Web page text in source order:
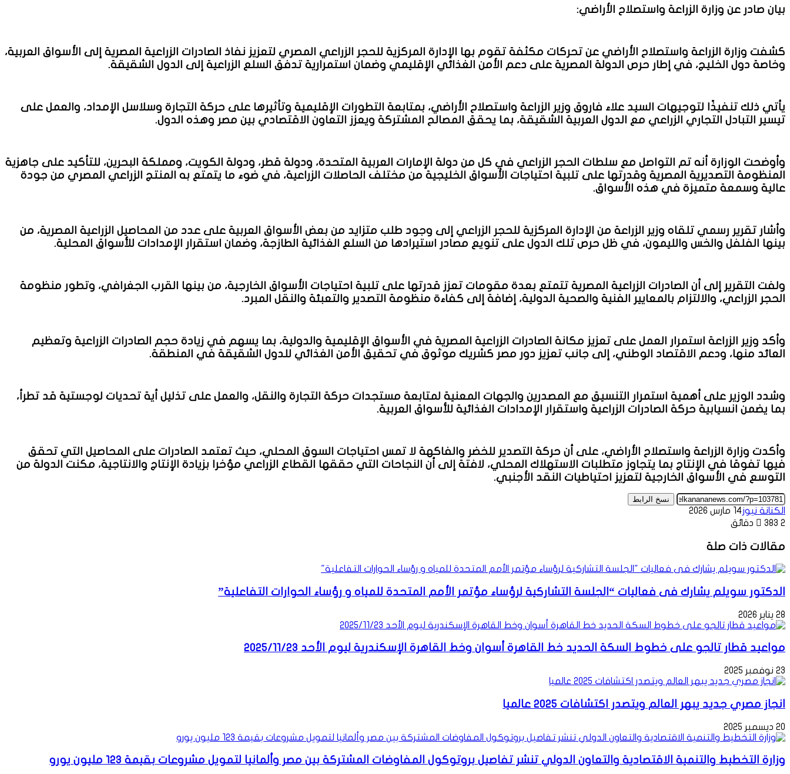
بيان صادر عن وزارة الزراعة واستصلاح الأراضي:
كشفت وزارة الزراعة واستصلاح الأراضي عن تحركات مكثفة تقوم بها الإدارة المركزية للحجر الزراعي المصري لتعزيز نفاذ الصادرات الزراعية المصرية إلى الأسواق العربية،
وخاصة دول الخليج، في إطار حرص الدولة المصرية على دعم الأمن الغذائي الإقليمي وضمان استمرارية تدفق السلع الزراعية إلى الدول الشقيقة.
يأتي ذلك تنفيذًا لتوجيهات السيد علاء فاروق وزير الزراعة واستصلاح الأراضي، بمتابعة التطورات الإقليمية وتأثيرها على حركة التجارة وسلاسل الإمداد، والعمل على
تيسير التبادل التجاري الزراعي مع الدول العربية الشقيقة، بما يحقق المصالح المشتركة ويعزز التعاون الاقتصادي بين مصر وهذه الدول.
وأوضحت الوزارة أنه تم التواصل مع سلطات الحجر الزراعي في كل من دولة الإمارات العربية المتحدة، ودولة قطر، ودولة الكويت، ومملكة البحرين، للتأكيد على جاهزية
المنظومة التصديرية المصرية وقدرتها على تلبية احتياجات الأسواق الخليجية من مختلف الحاصلات الزراعية، في ضوء ما يتمتع به المنتج الزراعي المصري من جودة
عالية وسمعة متميزة في هذه الأسواق.
وأشار تقرير رسمي تلقاه وزير الزراعة من الإدارة المركزية للحجر الزراعي إلى وجود طلب متزايد من بعض الأسواق العربية على عدد من المحاصيل الزراعية المصرية، من
بينها الفلفل والخس والليمون، في ظل حرص تلك الدول على تنويع مصادر استيرادها من السلع الغذائية الطازجة، وضمان استقرار الإمدادات للأسواق المحلية.
ولفت التقرير إلى أن الصادرات الزراعية المصرية تتمتع بعدة مقومات تعزز قدرتها على تلبية احتياجات الأسواق الخارجية، من بينها القرب الجغرافي، وتطور منظومة
الحجر الزراعي، والالتزام بالمعايير الفنية والصحية الدولية، إضافة إلى كفاءة منظومة التصدير والتعبئة والنقل المبرد.
وأكد وزير الزراعة استمرار العمل على تعزيز مكانة الصادرات الزراعية المصرية في الأسواق الإقليمية والدولية، بما يسهم في زيادة حجم الصادرات الزراعية وتعظيم
العائد منها، ودعم الاقتصاد الوطني، إلى جانب تعزيز دور مصر كشريك موثوق في تحقيق الأمن الغذائي للدول الشقيقة في المنطقة.
وشدد الوزير على أهمية استمرار التنسيق مع المصدرين والجهات المعنية لمتابعة مستجدات حركة التجارة والنقل، والعمل على تذليل أية تحديات لوجستية قد تطرأ،
بما يضمن انسيابية حركة الصادرات الزراعية واستقرار الإمدادات الغذائية للأسواق العربية.
وأكدت وزارة الزراعة واستصلاح الأراضي، على أن حركة التصدير للخضر والفاكهة لا تمس احتياجات السوق المحلي، حيث تعتمد الصادرات على المحاصيل التي تحقق
فيها تفوقا في الإنتاج بما يتجاوز متطلبات الاستهلاك المحلي، لافتة إلى أن النجاحات التي حققها القطاع الزراعي مؤخرا بزيادة الإنتاج والانتاجية، مكنت الدولة من
التوسع في الأسواق الخارجية لتعزيز احتياطيات النقد الأجنبي.
نسخ الرابط
الكنانة نيوز14 مارس 2026
383 2 دقائق
مقالات ذات صلة
الدكتور سويلم يشارك فى فعاليات “الجلسة التشاركية لرؤساء مؤتمر الأمم المتحدة للمياه و رؤساء الحوارات التفاعلية”
28 يناير 2026
مواعيد قطار تالجو على خطوط السكة الحديد خط القاهرة أسوان وخط القاهرة الإسكندرية ليوم الأحد 2025/11/23
23 نوفمبر 2025
انجاز مصري جديد يبهر العالم ويتصدر اكتشافات 2025 عالميا
20 ديسمبر 2025
وزارة التخطيط والتنمية الاقتصادية والتعاون الدولي تنشر تفاصيل بروتوكول المفاوضات المشتركة بين مصر وألمانيا لتمويل مشروعات بقيمة 123 مليون يورو